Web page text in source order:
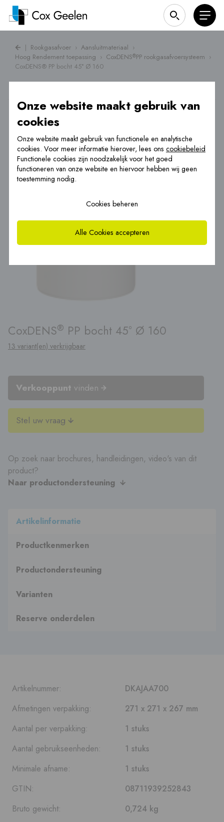
| Rookgasafvoer › Aansluitmateriaal ›
Hoog Rendement toepassing › CoxDENS®PP rookgasafvoersysteem ›
CoxDENS® PP bocht 45° Ø 160
CoxDENS® PP bocht 45° Ø 160
13 variant(en) verkrijgbaar
Verkooppunt vinden
Stel uw vraag
Op zoek naar brochures, handleidingen, video's van dit
product?
Naar productondersteuning
Artikelinformatie
Productkenmerken
Productondersteuning
Varianten
Reserve onderdelen
Artikelnummer:
DKAJAA700
Afmetingen verpakking:
271 x 271 x 267 mm
Aantal per verpakking:
1 stuks
Aantal gebruikseenheden:
1 stuks
Minimale afname:
1 stuks
GTIN:
08711939252843
Bruto gewicht:
0,724 kg
Onze website maakt gebruik van
cookies
Onze website maakt gebruik van functionele en analytische
cookies. Voor meer informatie hierover, lees ons cookiebeleid
Functionele cookies zijn noodzakelijk voor het goed
functioneren van onze website en hiervoor hebben wij geen
toestemming nodig.
Cookies beheren
Alle Cookies accepteren